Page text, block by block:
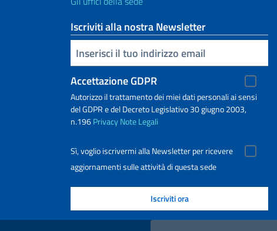
Iscriviti alla nostra Newsletter
Inserisci la tua email
Accettazione GDPR
Autorizzo il trattamento dei miei dati personali ai sensi
del GDPR e del Decreto Legislativo 30 giugno 2003,
n.196PrivacyNote Legali
Sì, voglio iscrivermi alla Newsletter per ricevere
aggiornamenti sulle attività di questa sede